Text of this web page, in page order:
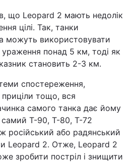
що Leopard 2 мають недолік
цілі. Так, танки
можуть використовувати
понад 5 км, тоді як
становить 2-3 км.
спостереження,
приціли тощо, вся
самого танка дає йому
Т-90, Т-80, Т-72
російський або радянський
Leopard 2. Отже, Leopard 2
зробити постріл і знищити